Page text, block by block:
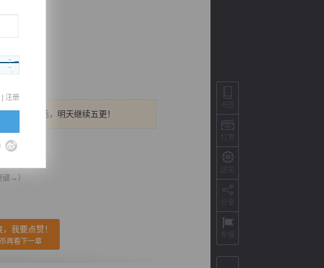
波鲜花的话，明天继续五更！
键→）
我要点赞！
再看下一章
| 注册